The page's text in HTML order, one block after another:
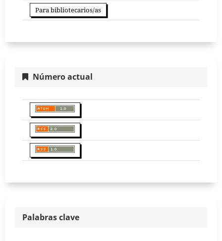
Para bibliotecarios/as
Número actual
Palabras clave